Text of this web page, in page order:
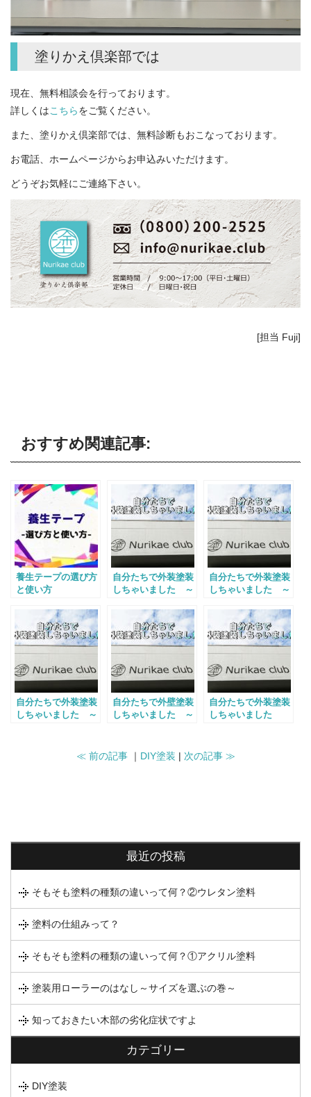
塗りかえ倶楽部では
現在、無料相談会を行っております。
詳しくはこちらをご覧ください。
また、塗りかえ倶楽部では、無料診断もおこなっております。
お電話、ホームページからお申込みいただけます。
どうぞお気軽にご連絡下さい。
[担当 Fuji]
おすすめ関連記事:
養生テープの選び方
と使い方
自分たちで外装塗装
しちゃいました ～
自分たちで外装塗装
しちゃいました ～
自分たちで外装塗装
しちゃいました ～
自分たちで外壁塗装
しちゃいました ～
自分たちで外装塗装
しちゃいました
≪ 前の記事｜ DIY塗装 | 次の記事 ≫
最近の投稿
そもそも塗料の種類の違いって何？②ウレタン塗料
塗料の仕組みって？
そもそも塗料の種類の違いって何？①アクリル塗料
塗装用ローラーのはなし～サイズを選ぶの巻～
知っておきたい木部の劣化症状ですよ
カテゴリー
DIY塗装